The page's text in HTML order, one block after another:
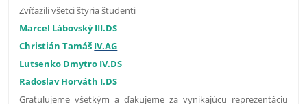
Zvíťazili všetci štyria študenti
Marcel Lábovský III.DS
Christián Tamáš IV.AG
Lutsenko Dmytro IV.DS
Radoslav Horváth I.DS
Gratulujeme všetkým a ďakujeme za vynikajúcu reprezentáciu